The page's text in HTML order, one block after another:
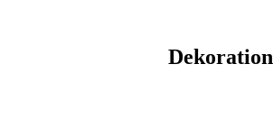
Dekoration